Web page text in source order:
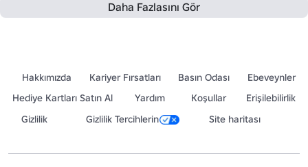
Daha Fazlasını Gör
Hakkımızda Kariyer Fırsatları Basın Odası
Ebeveynler
Hediye Kartları Satın Al
Yardım Koşullar
Erişilebilirlik
Gizlilik
Gizlilik Tercihlerin Site haritası